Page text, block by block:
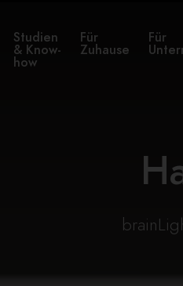
Studien
& Know-
how
Für
Zuhause
Für